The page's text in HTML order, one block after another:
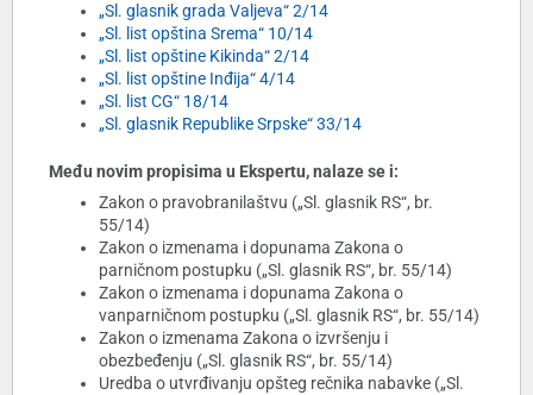
„Sl. glasnik grada Valjeva“ 2/14
„Sl. list opština Srema“ 10/14
„Sl. list opštine Kikinda“ 2/14
„Sl. list opštine Inđija“ 4/14
„Sl. list CG“ 18/14
„Sl. glasnik Republike Srpske“ 33/14
Među novim propisima u Ekspertu, nalaze se i:
Zakon o pravobranilaštvu („Sl. glasnik RS“, br.
55/14)
Zakon o izmenama i dopunama Zakona o
parničnom postupku („Sl. glasnik RS“, br. 55/14)
Zakon o izmenama i dopunama Zakona o
vanparničnom postupku („Sl. glasnik RS“, br. 55/14)
Zakon o izmenama Zakona o izvršenju i
obezbeđenju („Sl. glasnik RS“, br. 55/14)
Uredba o utvrđivanju opšteg rečnika nabavke („Sl.